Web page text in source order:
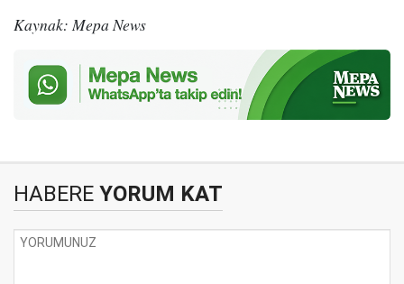
Kaynak: Mepa News
HABERE YORUM KAT